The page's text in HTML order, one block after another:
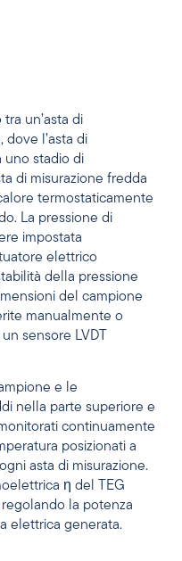
un’asta di
dove l’asta di
uno stadio di
di misurazione fredda
termostaticamente
La pressione di
impostata
elettrico
della pressione
del campione
manualmente o
sensore LVDT
e le
nella parte superiore e
continuamente
posizionati a
asta di misurazione.
η del TEG
la potenza
elettrica generata.